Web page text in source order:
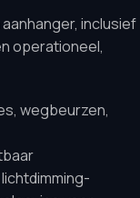
inclusief
operationeel,
wegbeurzen,